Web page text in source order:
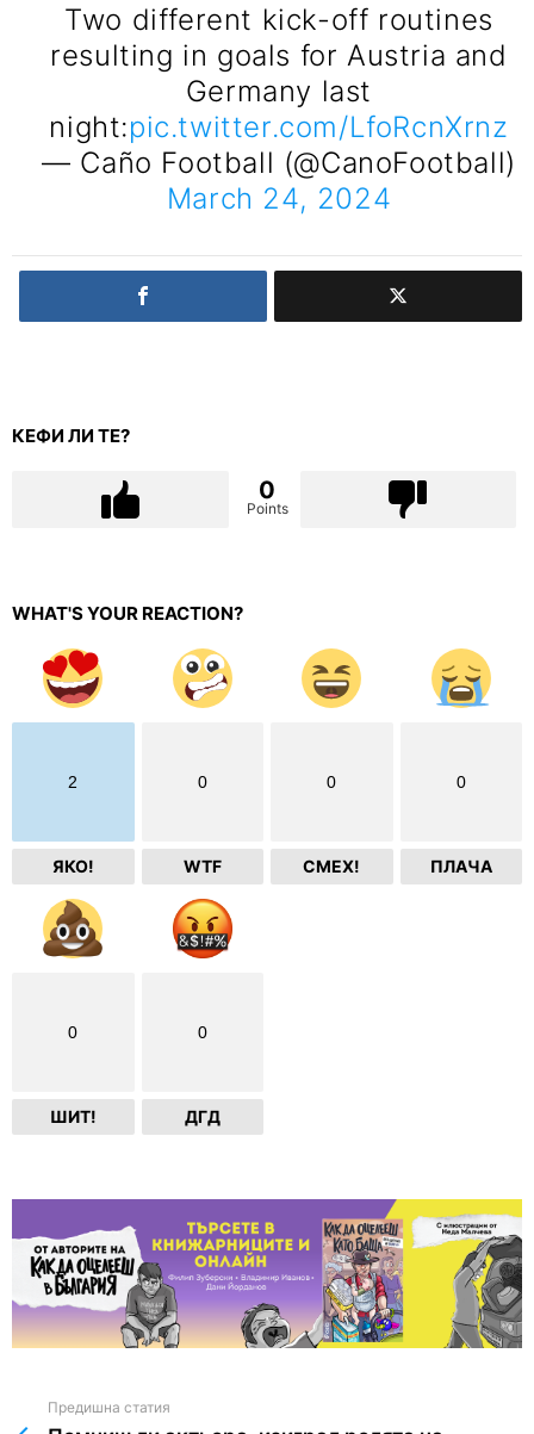
Two different kick-off routines
resulting in goals for Austria and
Germany last
night:pic.twitter.com/LfoRcnXrnz
— Caño Football (@CanoFootball)
March 24, 2024
КЕФИ ЛИ ТЕ?
0
Points
WHAT'S YOUR REACTION?
2
ЯКО!
0
WTF
0
СМЕХ!
0
ПЛАЧА
0
ШИТ!
0
ДГД
Предишна статия